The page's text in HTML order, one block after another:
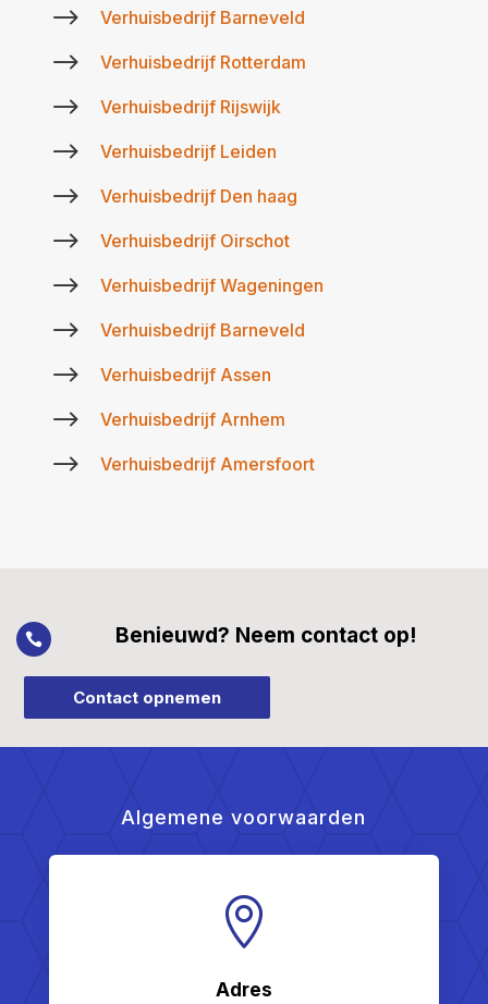
$ Verhuisbedrijf Barneveld
$ Verhuisbedrijf Rotterdam
$ Verhuisbedrijf Rijswijk
$ Verhuisbedrijf Leiden
$ Verhuisbedrijf Den haag
$ Verhuisbedrijf Oirschot
$ Verhuisbedrijf Wageningen
$ Verhuisbedrijf Barneveld
$ Verhuisbedrijf Assen
$ Verhuisbedrijf Arnhem
$ Verhuisbedrijf Amersfoort
 Benieuwd? Neem contact op!
Contact opnemen
Algemene voorwaarden

Adres